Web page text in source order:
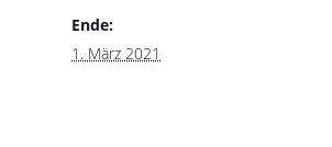
Ende:
1. März 2021